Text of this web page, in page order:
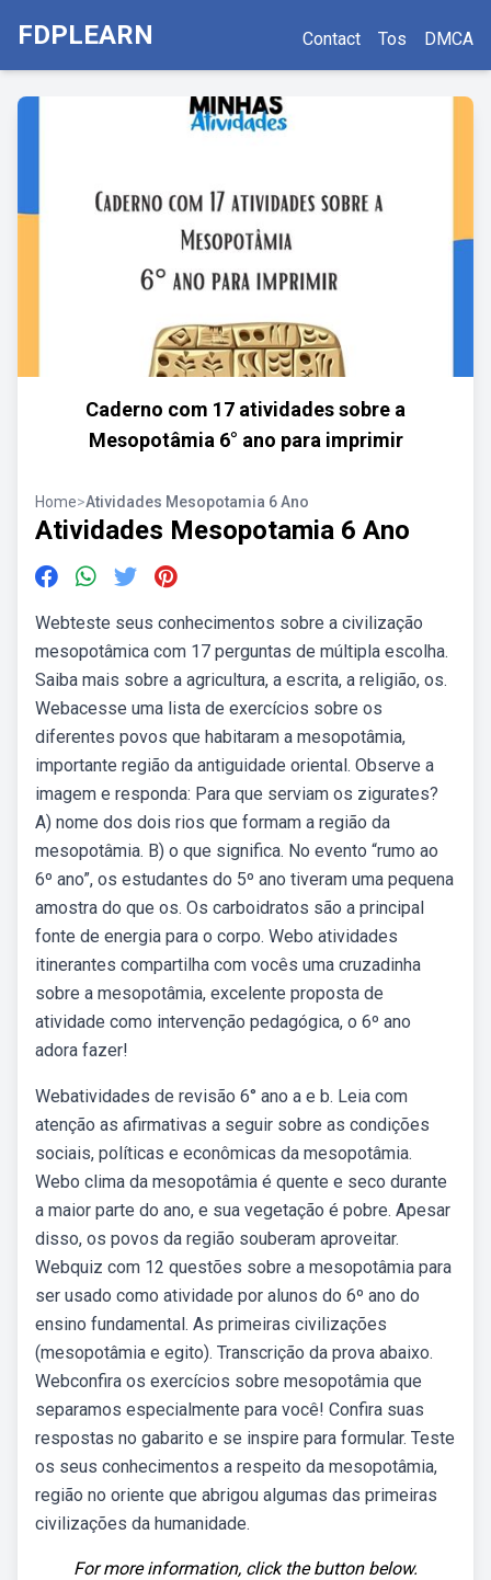
FDPLEARN Contact Tos DMCA
Caderno com 17 atividades sobre a
Mesopotâmia 6° ano para imprimir
Home>Atividades Mesopotamia 6 Ano
Atividades Mesopotamia 6 Ano
Webteste seus conhecimentos sobre a civilização
mesopotâmica com 17 perguntas de múltipla escolha.
Saiba mais sobre a agricultura, a escrita, a religião, os.
Webacesse uma lista de exercícios sobre os
diferentes povos que habitaram a mesopotâmia,
importante região da antiguidade oriental. Observe a
imagem e responda: Para que serviam os zigurates?
A) nome dos dois rios que formam a região da
mesopotâmia. B) o que significa. No evento “rumo ao
6º ano”, os estudantes do 5º ano tiveram uma pequena
amostra do que os. Os carboidratos são a principal
fonte de energia para o corpo. Webo atividades
itinerantes compartilha com vocês uma cruzadinha
sobre a mesopotâmia, excelente proposta de
atividade como intervenção pedagógica, o 6º ano
adora fazer!
Webatividades de revisão 6° ano a e b. Leia com
atenção as afirmativas a seguir sobre as condições
sociais, políticas e econômicas da mesopotâmia.
Webo clima da mesopotâmia é quente e seco durante
a maior parte do ano, e sua vegetação é pobre. Apesar
disso, os povos da região souberam aproveitar.
Webquiz com 12 questões sobre a mesopotâmia para
ser usado como atividade por alunos do 6º ano do
ensino fundamental. As primeiras civilizações
(mesopotâmia e egito). Transcrição da prova abaixo.
Webconfira os exercícios sobre mesopotâmia que
separamos especialmente para você! Confira suas
respostas no gabarito e se inspire para formular. Teste
os seus conhecimentos a respeito da mesopotâmia,
região no oriente que abrigou algumas das primeiras
civilizações da humanidade.
For more information, click the button below.